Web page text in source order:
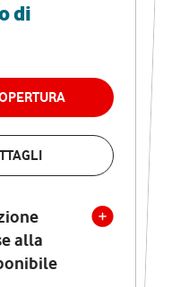
di
alla
VODAFONE CLUB
LA COPERTURA
base alla
disponibile